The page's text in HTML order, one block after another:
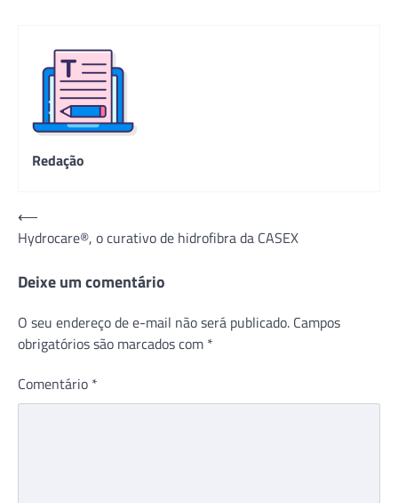
Redação
Navegação
de
Post
⟵
Hydrocare®, o curativo de hidrofibra da CASEX
Deixe um comentário
O seu endereço de e-mail não será publicado. Campos
obrigatórios são marcados com *
Comentário *